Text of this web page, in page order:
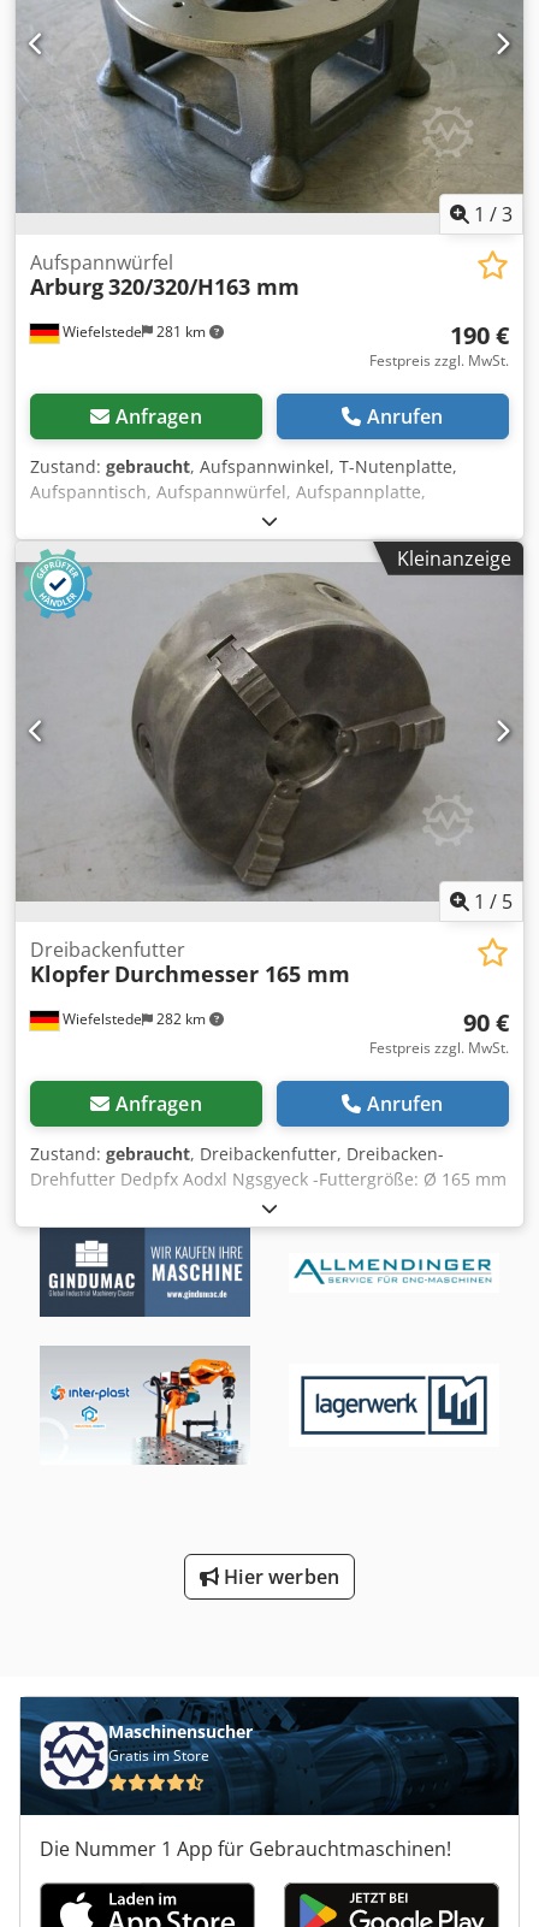
H x T) 270 x 260 x 290 mm Gewicht ca. 25 kg Der
Antriebsregeler ist noch Betriebsbereit in einer
Gildemeister GDM42. Den passenden Antriebsmotor
finden Sie unter der Lagernummer 60347 Weitere Bauteile
von der Gildemeister finden sie unter Lagernummer:
60346, 60347, 60348
1 /3
Wiefelstede 281 km
Aufspannwürfel
Arburg320/320/H163 mm
190 €
Festpreis zzgl. MwSt.
Anfragen Anrufen
Zustand: gebraucht, Aufspannwinkel, T-Nutenplatte,
Aufspanntisch, Aufspannwürfel, Aufspannplatte,
Spannturm, Spannkasten -Tisch kommt von einer
Spritzgießmaschine -Fabrikat: Arburg Dcodpechdwtofx
Agysk -Typ: Allrounder 320-210-750 KN -Abmessungen
Tisch: Ø 320 mm -Bohrung Mitte: Ø mm -Abmessungen:
320/320/H163 mm -Gewicht: 20 kg
Kleinanzeige
1 / 5
Wiefelstede 282 km
Dreibackenfutter
Klopfer Durchmesser 165 mm
90 €
Festpreis zzgl. MwSt.
Anfragen Anrufen
Zustand: gebraucht, Dreibackenfutter, Dreibacken-
Drehfutter Dedpfx Aodxl Ngsgyeck -Futtergröße: Ø 165 mm
-Durchlass: Ø 47 mm -Gewicht: 7 kg
Hier werben
Maschinensucher
Gratis im Store
Die Nummer 1 App für Gebrauchtmaschinen!